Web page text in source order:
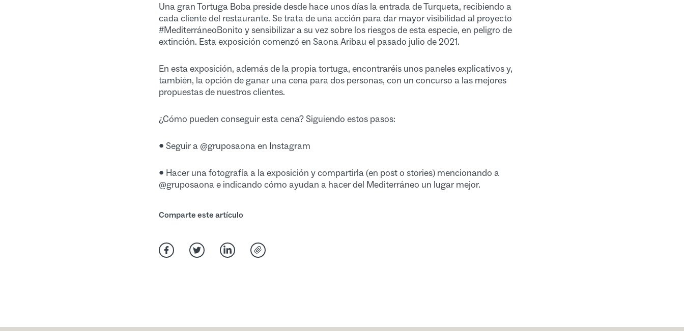
Una gran Tortuga Boba preside desde hace unos días la entrada de Turqueta, recibiendo a
cada cliente del restaurante. Se trata de una acción para dar mayor visibilidad al proyecto
#MediterráneoBonito y sensibilizar a su vez sobre los riesgos de esta especie, en peligro de
extinción. Esta exposición comenzó en Saona Aribau el pasado julio de 2021.
En esta exposición, además de la propia tortuga, encontraréis unos paneles explicativos y,
también, la opción de ganar una cena para dos personas, con un concurso a las mejores
propuestas de nuestros clientes.
¿Cómo pueden conseguir esta cena? Siguiendo estos pasos:
• Seguir a @gruposaona en Instagram
• Hacer una fotografía a la exposición y compartirla (en post o stories) mencionando a
@gruposaona e indicando cómo ayudan a hacer del Mediterráneo un lugar mejor.
Comparte este artículo
Compartir en Facebook
Compartir en Twitter
Compartir en Linkedin
Compartir vía Email